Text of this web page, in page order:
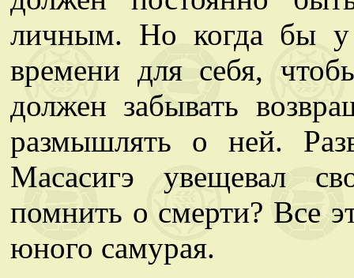
личным. Но когда бы у
времени для себя,
должен забывать
размышлять о ней.
Масасигэ увещевал
помнить о смерти? Все
юного самурая.